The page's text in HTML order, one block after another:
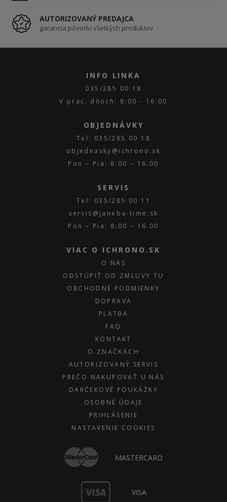
AUTORIZOVANÝ PREDAJCA
garancia pôvodu všetkých produktov
INFO LINKA
035/285 00 18
V prac. dňoch: 8:00 - 16:00
OBJEDNÁVKY
Tel: 035/285 00 18
objednavky@ichrono.sk
Pon – Pia: 8:00 – 16.00
SERVIS
Tel: 035/285 00 11
servis@janeba-time.sk
Pon – Pia: 8:00 – 16.00
VIAC O ICHRONO.SK
O NÁS
ODSTÚPIŤ OD ZMLUVY TU
OBCHODNÉ PODMIENKY
DOPRAVA
PLATBA
FAQ
KONTAKT
O ZNAČKÁCH
AUTORIZOVANÝ SERVIS
PREČO NAKUPOVAŤ U NÁS
DARČEKOVÉ POUKÁŽKY
OSOBNÉ ÚDAJE
PRIHLÁSENIE
NASTAVENIE COOKIES
MASTERCARD
VISA